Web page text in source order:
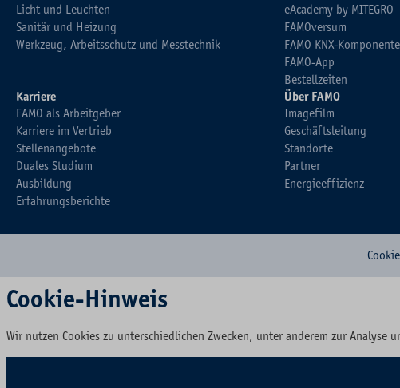
Licht und Leuchten
Sanitär und Heizung
Werkzeug, Arbeitsschutz und Messtechnik
eAcademy by MITEGRO
FAMOversum
FAMO KNX-
FAMO-App
Bestellzeiten
Karriere
FAMO als Arbeitgeber
Karriere im Vertrieb
Stellenangebote
Duales Studium
Ausbildung
Erfahrungsberichte
Über FAMO
Imagefilm
Geschäftsleitung
Standorte
Partner
Energieeffizienz
Cookie-Hinweis
Wir nutzen Cookies zu unterschiedlichen Zwecken, unter anderem zur